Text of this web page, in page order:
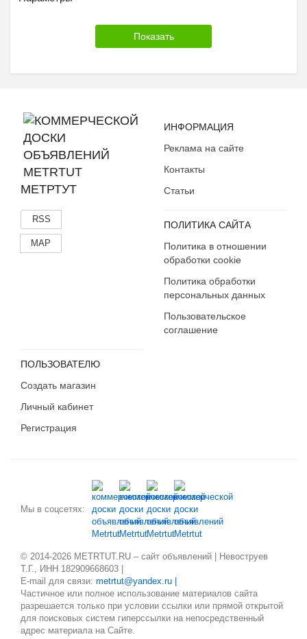
МЕТРТУТ
RSS
MAP
ИНФОРМАЦИЯ
Реклама на сайте
Контакты
Статьи
ПОЛИТИКА САЙТА
Политика в отношении
обработки cookie
Политика обработки
персональных данных
Пользовательское
соглашение
ПОЛЬЗОВАТЕЛЮ
Создать магазин
Личный кабинет
Регистрация
Мы в соцсетях:
© 2014-2026 METRTUT.RU – сайт объявлений | Невоструев
Т.Г., ИНН 182909668603 |
E-mail для связи: metrtut@yandex.ru |
Частичное или полное использование материалов сайта
разрешается только при условии ссылки или прямой открытой
для поисковых систем гиперссылки на непосредственный
адрес материала на Сайте.